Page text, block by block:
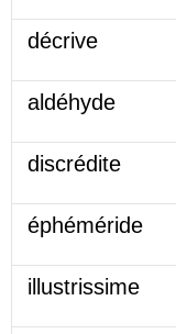
décrive
aldéhyde
discrédite
éphéméride
illustrissime